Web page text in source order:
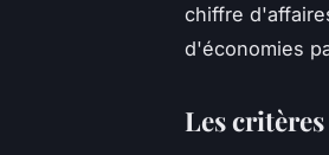
chiffre
d'économies
Les